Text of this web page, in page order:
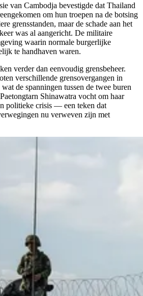
van Cambodja bevestigde dat Thailand
om hun troepen na de botsing
grensstanden, maar de schade aan het
was al aangericht. De militaire
waarin normale burgerlijke
te handhaven waren.
verder dan eenvoudig grensbeheer.
verschillende grensovergangen in
de spanningen tussen de twee buren
Shinawatra vocht om haar
politieke crisis — een teken dat
nu verweven zijn met